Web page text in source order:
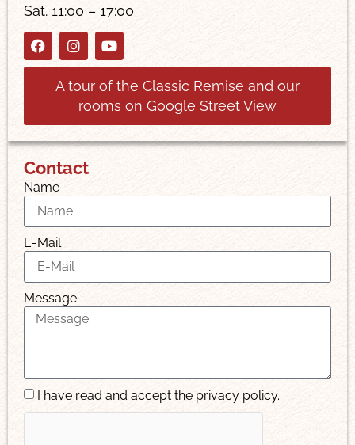
Sat. 11:00 – 17:00
A tour of the Classic Remise and our
rooms on Google Street View
Contact
Name
E-Mail
Message
I have read and accept the privacy policy.